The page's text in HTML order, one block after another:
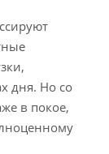
дня. Но со
в покое,